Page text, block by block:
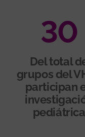
30
Del total
grupos del
participan
pediátrica